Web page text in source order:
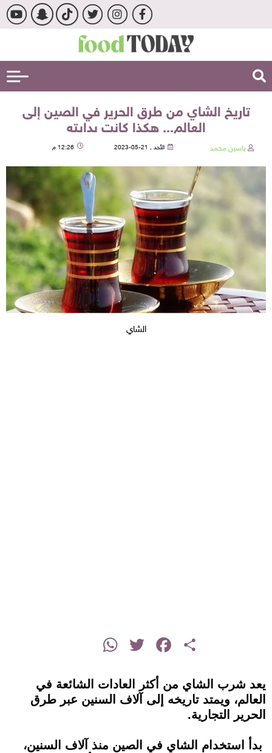
تاريخ الشاي من طرق الحرير في الصين إلى
العالم... هكذا كانت بدايته
ياسين محمد الأحد , 21-05-2023 12:26 م
الشاي
Share
Facebook
Twitter
WhatsApp
يعد شرب الشاي من أكثر العادات الشائعة في
العالم، ويمتد تاريخه إلى آلاف السنين عبر طرق
الحرير التجارية.
بدأ استخدام الشاي في الصين منذ آلاف السنين،